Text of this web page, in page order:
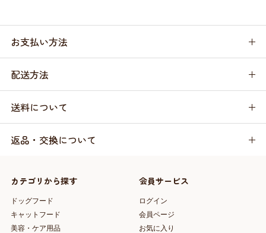
お支払い方法
配送方法
送料について
返品・交換について
カテゴリから探す
ドッグフード
キャットフード
美容・ケア用品
会員サービス
ログイン
会員ページ
お気に入り